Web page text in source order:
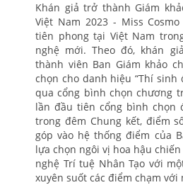
Khán giả trở thành Giám
Việt Nam 2023 - Miss
tiên phong tại Việt Nam
nghệ mới. Theo đó, khán
thành viên Ban Giám khảo
chọn cho danh hiệu “Thí sinh
qua cổng bình chọn chương
lần đầu tiên cổng bình chọn
trong đêm Chung kết, điểm
góp vào hệ thống điểm của
lựa chọn ngôi vị hoa hậu
nghệ Trí tuệ Nhân Tạo với
xuyên suốt các điểm chạm với